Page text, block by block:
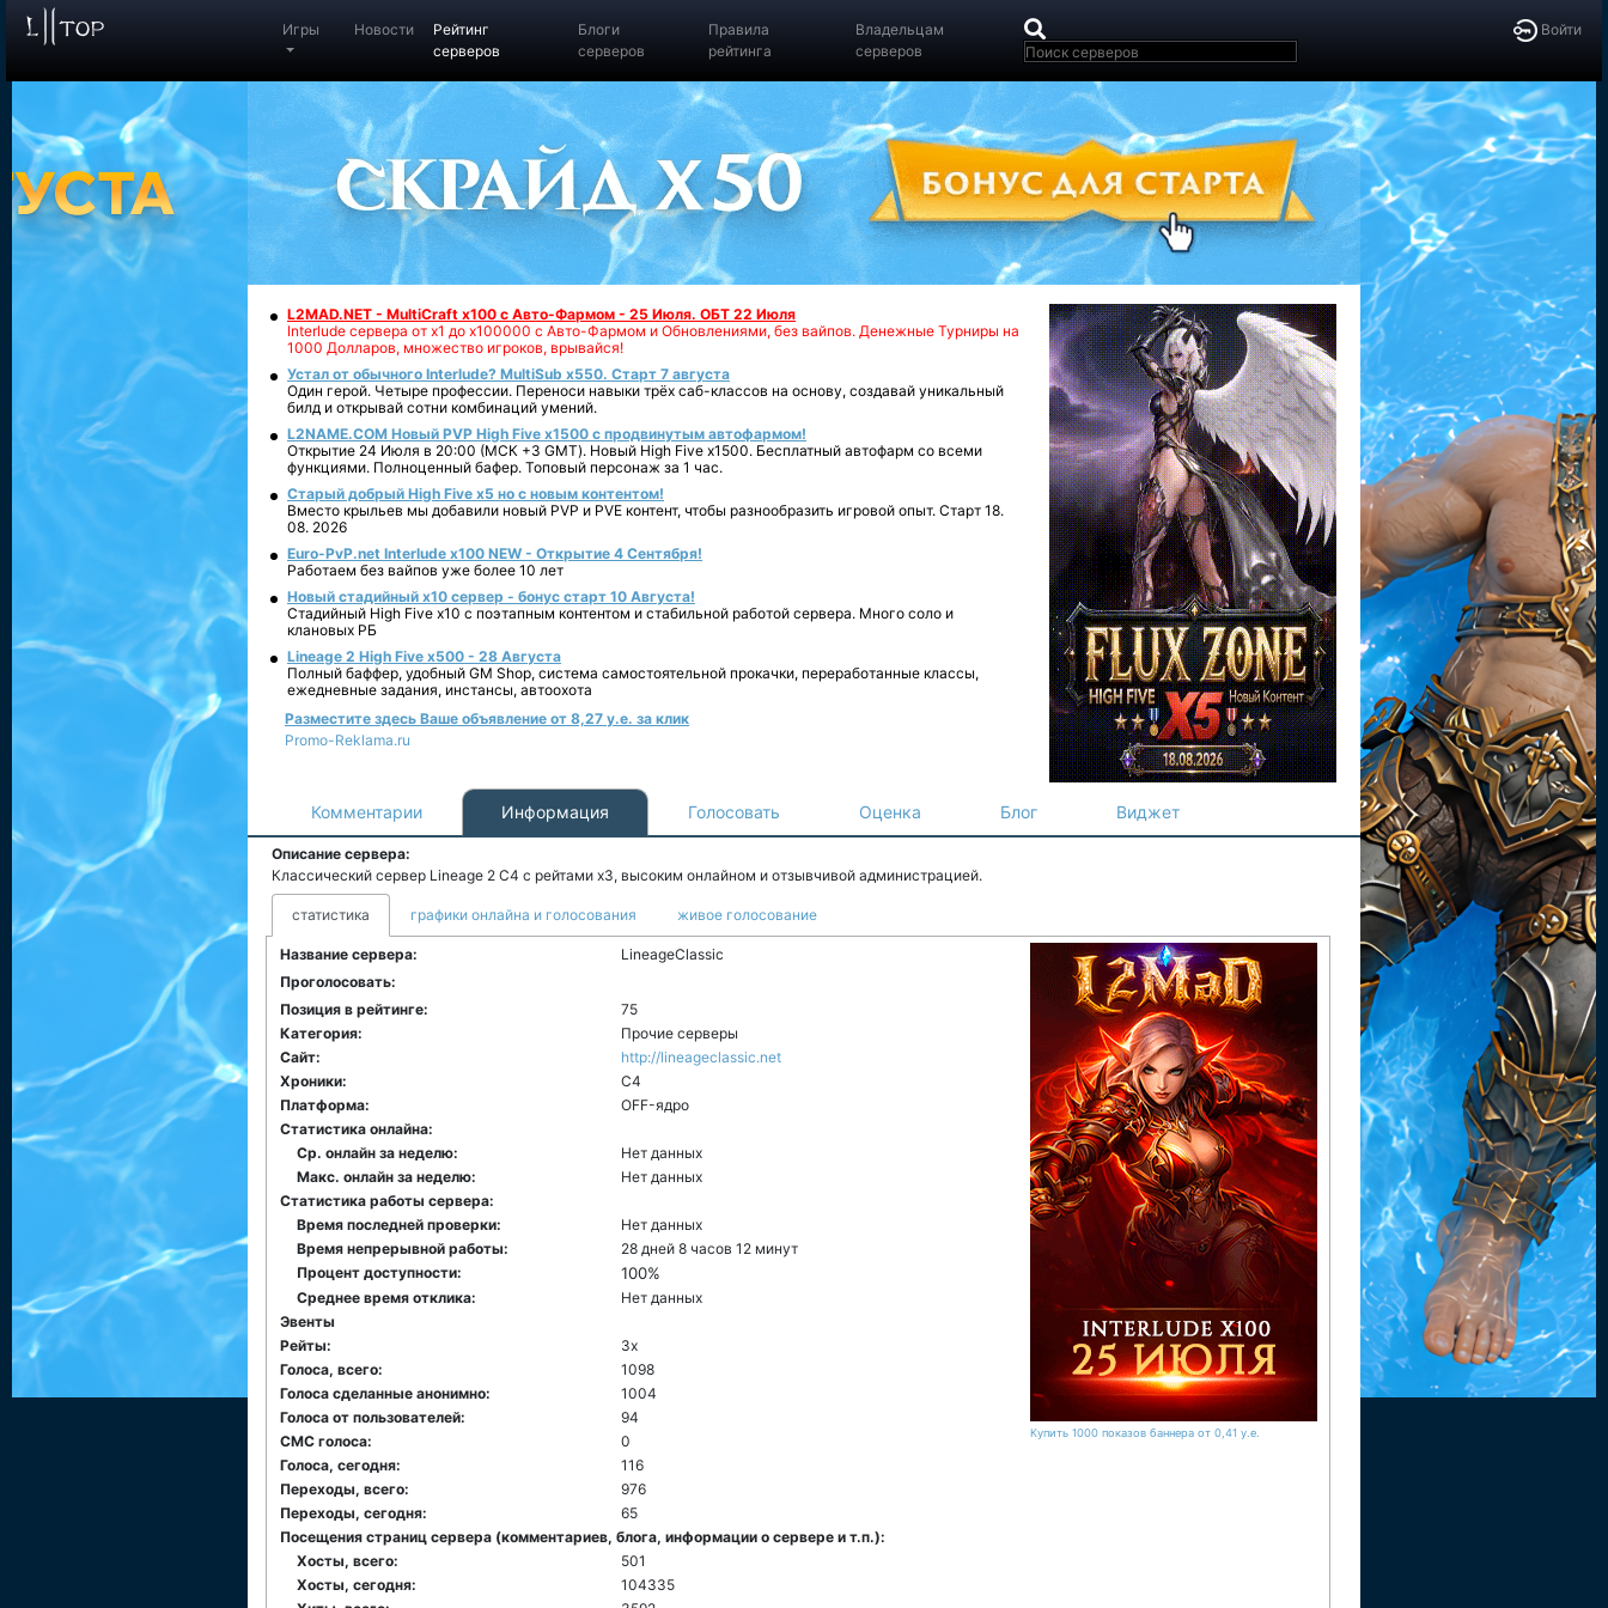
Войти
Игры Новости
Рейтинг
серверов
Блоги
серверов
Правила
рейтинга
Владельцам
серверов
L2MAD.NET - MultiCraft x100 с Авто-Фармом - 25 Июля. ОБТ 22 Июля
Interlude сервера от х1 до х100000 с Авто-Фармом и Обновлениями, без вайпов. Денежные Турниры на
1000 Долларов, множество игроков, врывайся!
Устал от обычного Interlude? MultiSub x550. Старт 7 августа
Один герой. Четыре профессии. Переноси навыки трёх саб-классов на основу, создавай уникальный
билд и открывай сотни комбинаций умений.
L2NAME.COM Новый PVP High Five x1500 с продвинутым автофармом!
Открытие 24 Июля в 20:00 (МСК +3 GMT). Новый High Five x1500. Бесплатный автофарм со всеми
функциями. Полноценный бафер. Топовый персонаж за 1 час.
Старый добрый High Five x5 но с новым контентом!
Вместо крыльев мы добавили новый PVP и PVE контент, чтобы разнообразить игровой опыт. Старт 18.
08. 2026
Euro-PvP.net Interlude х100 NEW - Открытие 4 Сентября!
Работаем без вайпов уже более 10 лет
Новый стадийный х10 сервер - бонус старт 10 Августа!
Стадийный High Five x10 с поэтапным контентом и стабильной работой сервера. Много соло и
клановых РБ
Lineage 2 High Five x500 - 28 Августа
Полный баффер, удобный GM Shop, система самостоятельной прокачки, переработанные классы,
ежедневные задания, инстансы, автоохота
Разместите здесь Ваше объявление от 8,27 у.е. за клик
Promo-Reklama.ru
Комментарии Информация Голосовать Оценка Блог Виджет
Описание сервера:
Классический сервер Lineage 2 C4 с рейтами x3, высоким онлайном и отзывчивой администрацией.
статистика графики онлайна и голосования живое голосование
Купить 1000 показов баннера от 0,41 у.е.
Название сервера:
LineageClassic
Проголосовать:
Позиция в рейтинге:
75
Категория:
Прочие серверы
Сайт:
http://lineageclassic.net
Хроники:
C4
Платформа:
ОFF-ядро
Статистика онлайна:
Ср. онлайн за неделю:
Нет данных
Макс. онлайн за неделю:
Нет данных
Статистика работы сервера:
Время последней проверки:
Нет данных
Время непрерывной работы:
28 дней 8 часов 12 минут
Процент доступности:
100%
Среднее время отклика:
Нет данных
Эвенты
Рейты:
3x
Голоса, всего:
1098
Голоса сделанные анонимно:
1004
Голоса от пользователей:
94
СМС голоса:
0
Голоса, сегодня:
116
Переходы, всего:
976
Переходы, сегодня:
65
Посещения страниц сервера (комментариев, блога, информации о сервере и т.п.):
Хосты, всего:
501
Хосты, сегодня:
104335